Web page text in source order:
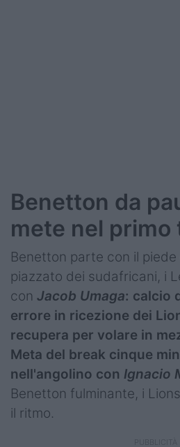
Benetton da
mete nel primo
Benetton parte con il piede
piazzato dei sudafricani, i
con Jacob Umaga: calcio
errore in ricezione dei
recupera per volare in
Meta del break cinque
nell'angolino con Ignacio
Benetton fulminante, i
il ritmo.